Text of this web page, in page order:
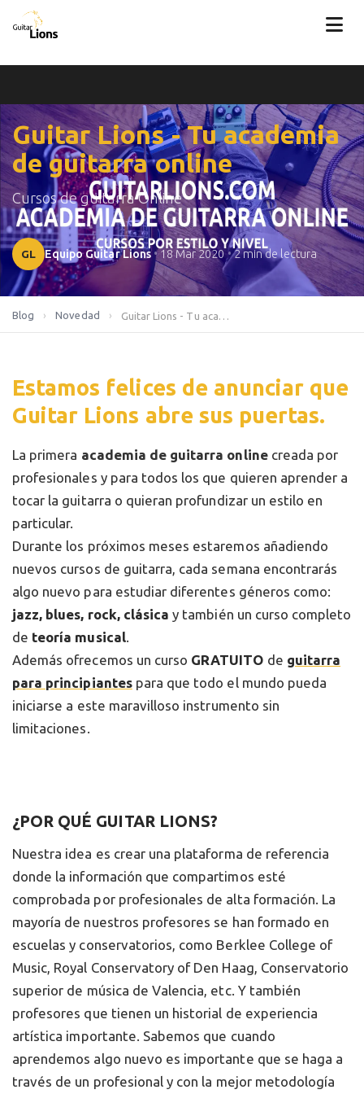
Guitar Lions - Tu academia
de guitarra online
Cursos de guitarra Online
GL Equipo Guitar Lions • 18 Mar 2020 •2 min de lectura
Blog › Novedad › Guitar Lions - Tu academia de guitarra online
Estamos felices de anunciar que
Guitar Lions abre sus puertas.
La primera academia de guitarra onlinecreada por
profesionales y para todos los que quieren aprender a
tocar la guitarra o quieran profundizar un estilo en
particular.
Durante los próximos meses estaremos añadiendo
nuevos cursos de guitarra, cada semana encontrarás
algo nuevo para estudiar diferentes géneros como:
jazz, blues, rock, clásica y también un curso completo
de teoría musical.
Además ofrecemos un curso GRATUITO de guitarra
para principiantespara que todo el mundo pueda
iniciarse a este maravilloso instrumento sin
limitaciones.
¿POR QUÉ GUITAR LIONS?
Nuestra idea es crear una plataforma de referencia
donde la información que compartimos esté
comprobada por profesionales de alta formación. La
mayoría de nuestros profesores se han formado en
escuelas y conservatorios, como Berklee College of
Music, Royal Conservatory of Den Haag, Conservatorio
superior de música de Valencia, etc. Y también
profesores que tienen un historial de experiencia
artística importante. Sabemos que cuando
aprendemos algo nuevo es importante que se haga a
través de un profesional y con la mejor metodología